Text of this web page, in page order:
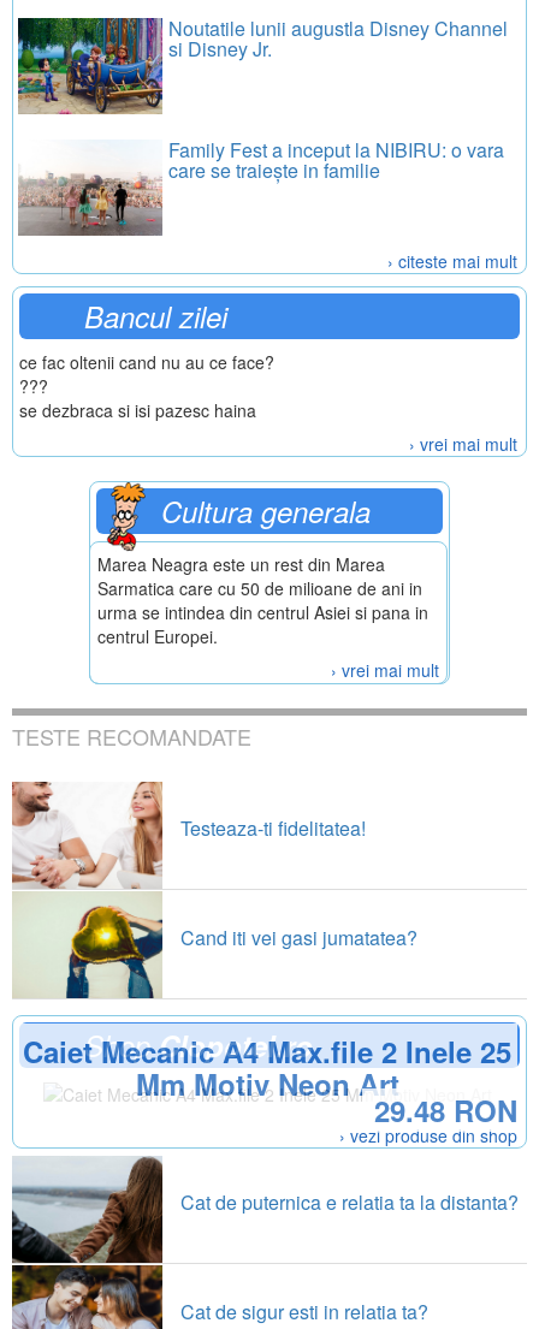
Noutatile lunii augustla Disney Channel
si Disney Jr.
Family Fest a inceput la NIBIRU: o vara
care se traiește in familie
› citeste mai mult
Bancul zilei
ce fac oltenii cand nu au ce face?
???
se dezbraca si isi pazesc haina
› vrei mai mult
Cultura generala
Marea Neagra este un rest din Marea
Sarmatica care cu 50 de milioane de ani in
urma se intindea din centrul Asiei si pana in
centrul Europei.
› vrei mai mult
TESTE RECOMANDATE
Testeaza-ti fidelitatea!
Cand iti vei gasi jumatatea?
ShopClopotel.ro
Caiet Mecanic A4 Max.file 2 Inele 25
Mm Motiv Neon Art
29.48 RON
› vezi produse din shop
Cat de puternica e relatia ta la distanta?
Cat de sigur esti in relatia ta?